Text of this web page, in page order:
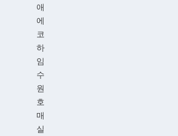
애
에
코
하
임
수
원
호
매
실